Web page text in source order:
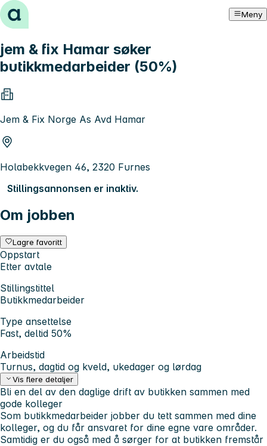
Hopp til innhold Meny
jem & fix Hamar søker
butikkmedarbeider (50%)
Jem & Fix Norge As Avd Hamar
Holabekkvegen 46, 2320 Furnes
Stillingsannonsen er inaktiv.
Om jobben
Lagre favoritt
Oppstart
Etter avtale
Stillingstittel
Butikkmedarbeider
Type ansettelse
Fast, deltid 50%
Arbeidstid
Turnus, dagtid og kveld, ukedager og lørdag
Vis flere detaljer
Bli en del av den daglige drift av butikken sammen med
gode kolleger
Som butikkmedarbeider jobber du tett sammen med dine
kolleger, og du får ansvaret for dine egne vare områder.
Samtidig er du også med å sørger for at butikken fremstår